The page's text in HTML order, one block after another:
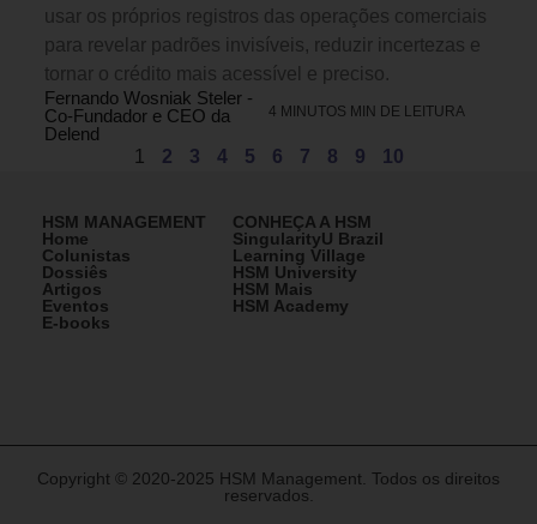
usar os próprios registros das operações comerciais
para revelar padrões invisíveis, reduzir incertezas e
tornar o crédito mais acessível e preciso.
Fernando Wosniak Steler -
Co-Fundador e CEO da
Delend
4 MINUTOS MIN DE LEITURA
1 2 3 4 5 6 7 8 9 10
HSM MANAGEMENT
Home
Colunistas
Dossiês
Artigos
Eventos
E-books
CONHEÇA A HSM
SingularityU Brazil
Learning Village
HSM University
HSM Mais
HSM Academy
Copyright © 2020-2025 HSM Management. Todos os direitos
reservados.